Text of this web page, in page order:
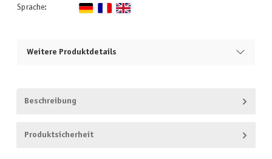
Sprache:
Weitere Produktdetails
Beschreibung
Produktsicherheit